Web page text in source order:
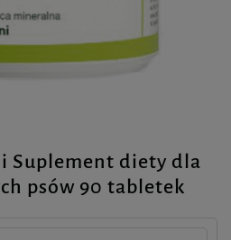
Suplement diety dla
psów 90 tabletek